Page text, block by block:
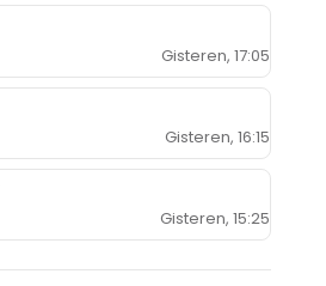
Gisteren, 17:05
Gisteren, 16:15
Gisteren, 15:25